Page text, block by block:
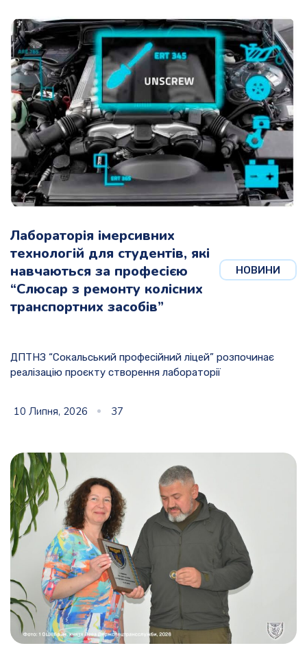
НОВИНИ
Лабораторія імерсивних
технологій для студентів, які
навчаються за професією
“Слюсар з ремонту колісних
транспортних засобів”
ДПТНЗ “Сокальський професійний ліцей” розпочинає
реалізацію проєкту створення лабораторії
10 Липня, 2026 37